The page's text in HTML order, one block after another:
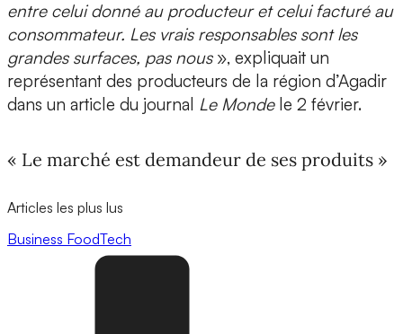
entre celui donné au producteur et celui facturé au
consommateur. Les vrais responsables sont les
grandes surfaces, pas nous», expliquait un
représentant des producteurs de la région d’Agadir
dans un article du journal Le Mondele 2 février.
« Le marché est demandeur de ses produits »
Articles les plus lus
Business FoodTech